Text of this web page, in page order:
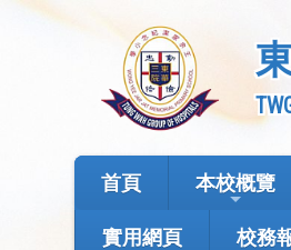
首頁 本校概覽
實用網頁 校務